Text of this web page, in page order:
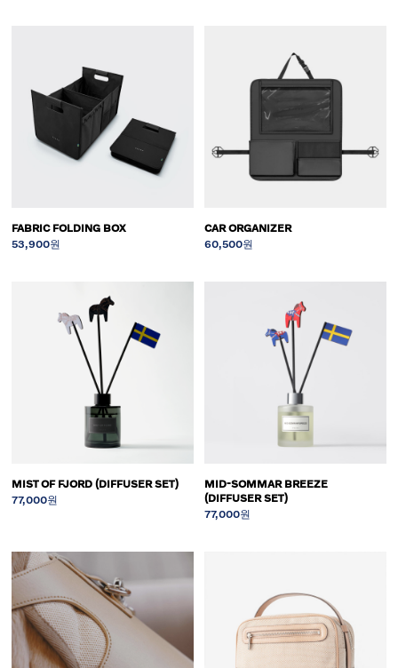
FABRIC FOLDING BOX
53,900원
CAR ORGANIZER
60,500원
MIST OF FJORD (DIFFUSER SET)
77,000원
MID-SOMMAR BREEZE
(DIFFUSER SET)
77,000원